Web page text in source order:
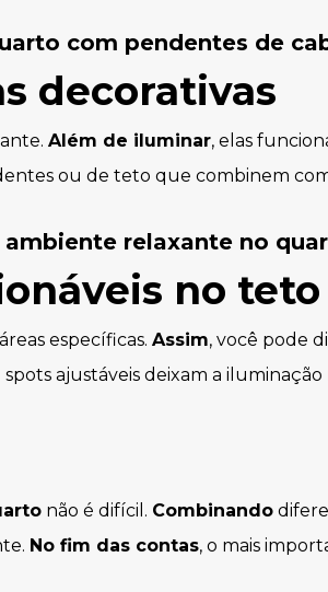
decorativas
Além de iluminar, elas
ou de teto que combinem
no teto
específicas. Assim, você pode
ajustáveis deixam a
não é difícil. Combinando
No fim das contas, o mais